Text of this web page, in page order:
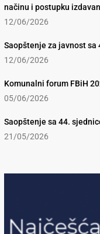
načinu i postupku
12/06/2026
Saopštenje za javnost sa
12/06/2026
Komunalni forum FBiH
05/06/2026
Saopštenje sa 44.
21/05/2026